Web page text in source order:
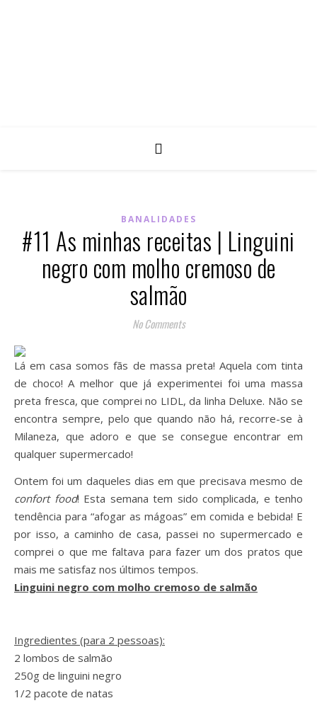
BANALIDADES
#11 As minhas receitas | Linguini
negro com molho cremoso de
salmão
No Comments
Lá em casa somos fãs de massa preta! Aquela com tinta
de choco! A melhor que já experimentei foi uma massa
preta fresca, que comprei no LIDL, da linha Deluxe. Não se
encontra sempre, pelo que quando não há, recorre-se à
Milaneza, que adoro e que se consegue encontrar em
qualquer supermercado!
Ontem foi um daqueles dias em que precisava mesmo de
confort food! Esta semana tem sido complicada, e tenho
tendência para “afogar as mágoas” em comida e bebida! E
por isso, a caminho de casa, passei no supermercado e
comprei o que me faltava para fazer um dos pratos que
mais me satisfaz nos últimos tempos.
Linguini negro com molho cremoso de salmão
Ingredientes (para 2 pessoas):
2 lombos de salmão
250g de linguini negro
1/2 pacote de natas